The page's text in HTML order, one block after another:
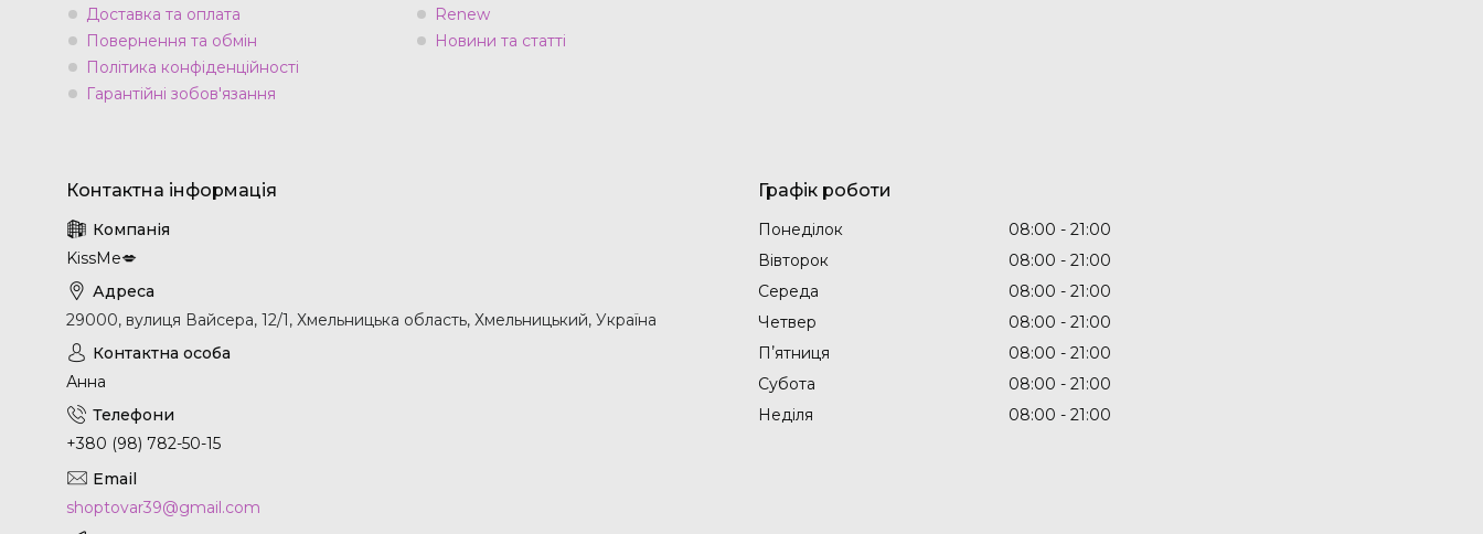
Доставка та оплата
Повернення та обмін
Політика конфіденційності
Гарантійні зобов'язання
Renew
Новини та статті
KissMe💋
29000, вулиця Вайсера, 12/1, Хмельницька область, Хмельницький, Україна
Анна
+380 (98) 782-50-15
shoptovar39@gmail.com
Графік роботи
Понеділок 08:00
21:00
Вівторок
08:00
21:00
Середа
08:00
21:00
Четвер
08:00
21:00
Пʼятниця
08:00
21:00
Субота
08:00
21:00
Неділя
08:00 21:00